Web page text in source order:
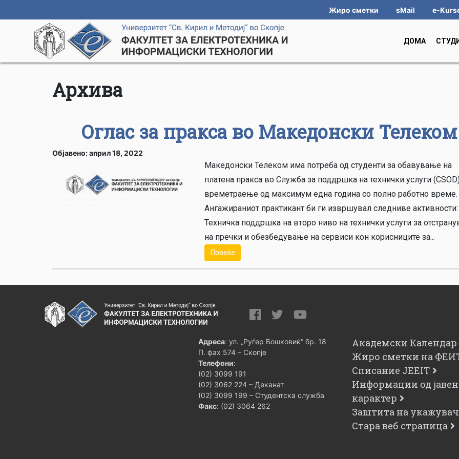
Жиро сметки sMail e-
ДОМА
Архива
Оглас за пракса во Македонски Телеком
Објавено: април 18, 2022
Македонски Телеком има потреба од студенти за обавување на
платена пракса во Служба за поддршка на технички услуги
времетраење од максимум една година со полно работно време.
Aнгажираниот практикант би ги извршувал следниве активности:
Техничка поддршка на второ ниво на технички услуги за
на пречки и обезбедување на сервиси кон корисниците за...
Повеќе
Адреса: ул. „Руѓер Бошковиќ“ бр. 18
П. фах 574 – Скопје
Телефони:
(02) 3099 191
(02) 3062 224 – Деканат
(02) 3099 199 – Студентска служба
Факс: (02) 3064 262
Академски Календар
Жиро сметки на
Списание JEEIT
Информации од јавен
карактер
Заштита на
Стара веб страница